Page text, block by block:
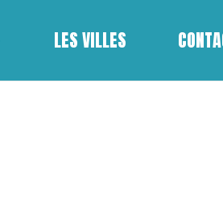
LES VILLES